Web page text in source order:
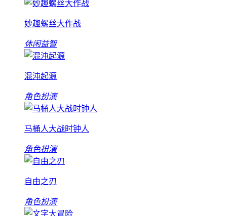
妙趣螺丝大作战
休闲益智
混沌起源
角色扮演
马桶人大战时钟人
角色扮演
自由之刃
角色扮演